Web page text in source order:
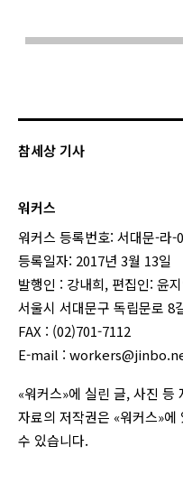
참세상 기사
워커스
워커스 등록번호: 서대문-라-
등록일자: 2017년 3월 13일
발행인 : 강내희, 편집인: 윤
서울시 서대문구 독립문로 8
FAX : (02)701-7112
E-mail :
«워커스»에 실린 글, 사진 등
자료의 저작권은 «워커스»
수 있습니다.